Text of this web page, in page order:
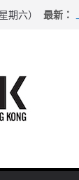
期六） 最新：